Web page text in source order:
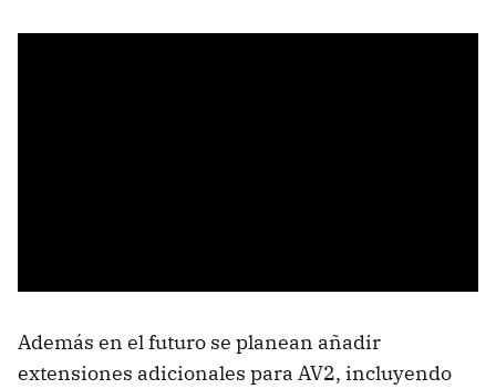
Además en el futuro se planean añadir
extensiones adicionales para AV2, incluyendo